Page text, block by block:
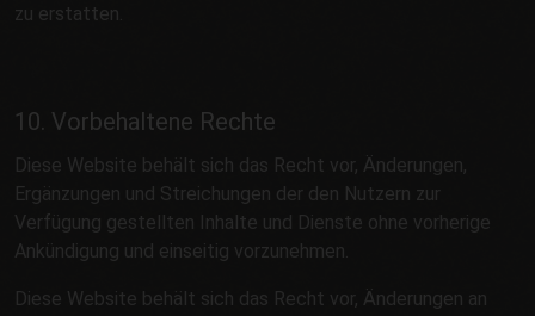
zu erstatten.
10. Vorbehaltene Rechte
Diese Website behält sich das Recht vor, Änderungen,
Ergänzungen und Streichungen der den Nutzern zur
Verfügung gestellten Inhalte und Dienste ohne vorherige
Ankündigung und einseitig vorzunehmen.
Diese Website behält sich das Recht vor, Änderungen an